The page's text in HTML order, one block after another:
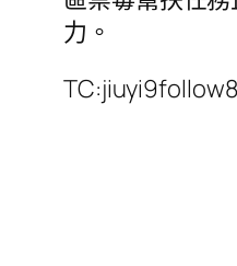
力。
TC:jiuyi9follow8